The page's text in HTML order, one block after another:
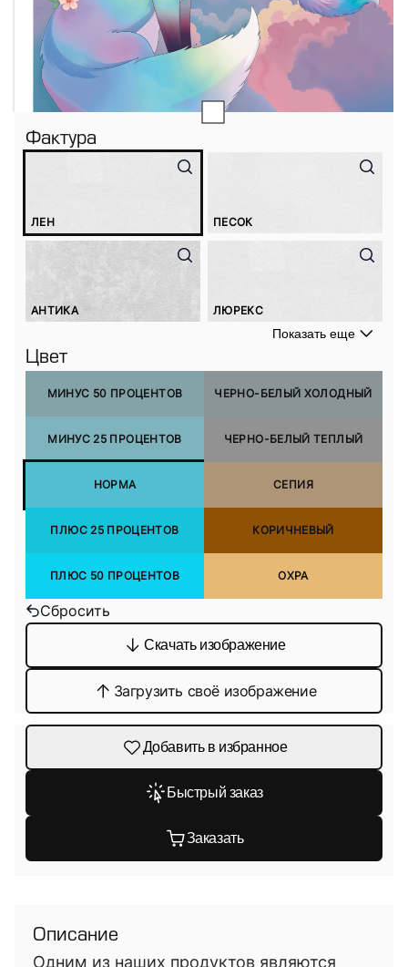
Фактура
ЛЕН ПЕСОК
АНТИКА ЛЮРЕКС
Показать еще
Цвет
МИНУС 50 ПРОЦЕНТОВ
МИНУС 25 ПРОЦЕНТОВ
НОРМА
ПЛЮС 25 ПРОЦЕНТОВ
ПЛЮС 50 ПРОЦЕНТОВ
ЧЕРНО-БЕЛЫЙ ХОЛОДНЫЙ
ЧЕРНО-БЕЛЫЙ ТЕПЛЫЙ
СЕПИЯ
КОРИЧНЕВЫЙ
ОХРА
Сбросить
Скачать изображение
Загрузить своё изображение
Добавить в избранное
Быстрый заказ
Заказать
Описание
Одним из наших продуктов являются